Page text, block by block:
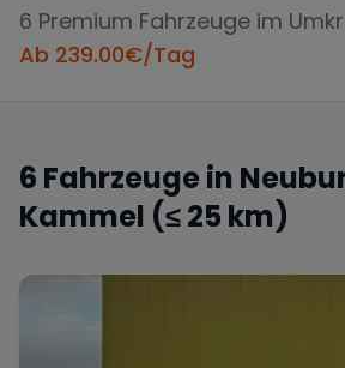
Mercedes BMW
6 Premium Fahrzeuge im
Ab 239.00€/Tag
6 Fahrzeuge in
Kammel (≤ 25 km)